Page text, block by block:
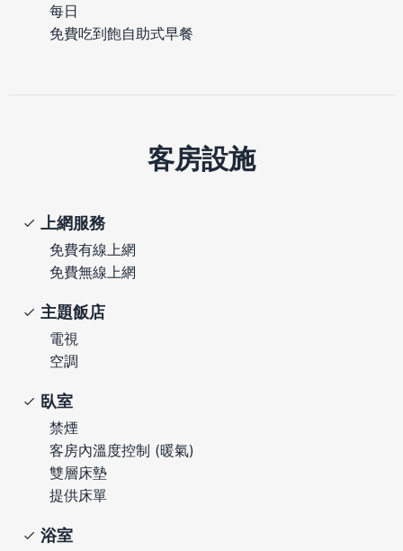
每日
免費吃到飽自助式早餐
客房設施
上網服務
免費有線上網
免費無線上網
主題飯店
電視
空調
臥室
禁煙
客房內溫度控制 (暖氣)
雙層床墊
提供床單
浴室